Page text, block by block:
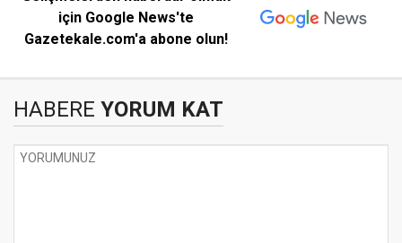
için Google News'te
Gazetekale.com'a abone olun!
HABERE YORUM KAT